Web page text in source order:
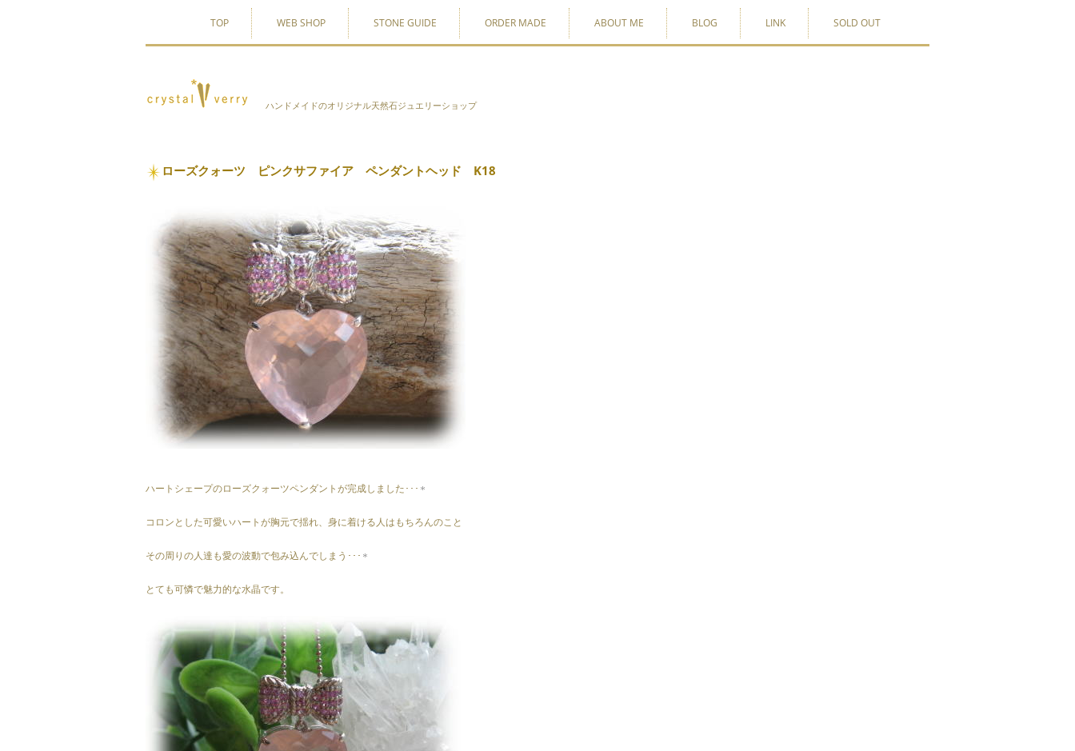
TOP WEB SHOP STONE GUIDE ORDER MADE ABOUT ME BLOG LINK SOLD OUT
ハンドメイドのオリジナル天然石ジュエリーショップ
ローズクォーツ ピンクサファイア ペンダントヘッド K18
ハートシェープのローズクォーツペンダントが完成しました･･･
コロンとした可愛いハートが胸元で揺れ、身に着ける人はもちろんのこと
その周りの人達も愛の波動で包み込んでしまう･･･
とても可憐で魅力的な水晶です。